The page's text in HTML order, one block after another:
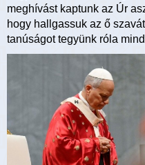
meghívást kaptunk az Úr
hogy hallgassuk az ő
tanúságot tegyünk róla